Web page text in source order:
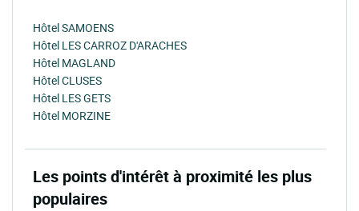
Hôtel SAMOENS
Hôtel LES CARROZ D'ARACHES
Hôtel MAGLAND
Hôtel CLUSES
Hôtel LES GETS
Hôtel MORZINE
Les points d'intérêt à proximité les plus
populaires